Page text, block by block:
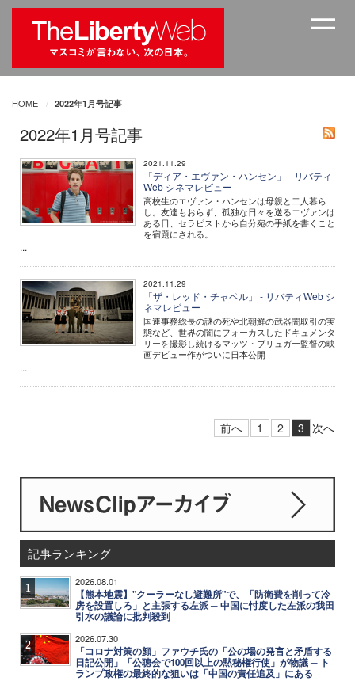
HOME 2022年1月号記事
2022年1月号記事
2021.11.29
「ディア・エヴァン・ハンセン」 - リバティ
Web シネマレビュー
高校生のエヴァン・ハンセンは母親と二人暮ら
し。友達もおらず、孤独な日々を送るエヴァンは
ある日、セラピストから自分宛の手紙を書くこと
を宿題にされる。
...
2021.11.29
「ザ・レッド・チャペル」 - リバティWeb シ
ネマレビュー
国連事務総長の謎の死や北朝鮮の武器闇取引の実
態など、世界の闇にフォーカスしたドキュメンタ
リーを撮影し続けるマッツ・ブリュガー監督の映
画デビュー作がついに日本公開
...
前へ 1 2 3 次へ
記事ランキング
1 2026.08.01
【熊本地震】"クーラーなし避難所"で、「防衛費を削って冷
房を設置しろ」と主張する左派 ─ 中国に忖度した左派の我田
引水の議論に批判殺到
2 2026.07.30
「コロナ対策の顔」ファウチ氏の「公の場の発言と矛盾する
日記公開」「公聴会で100回以上の黙秘権行使」が物議 ─ ト
ランプ政権の最終的な狙いは「中国の責任追及」にある